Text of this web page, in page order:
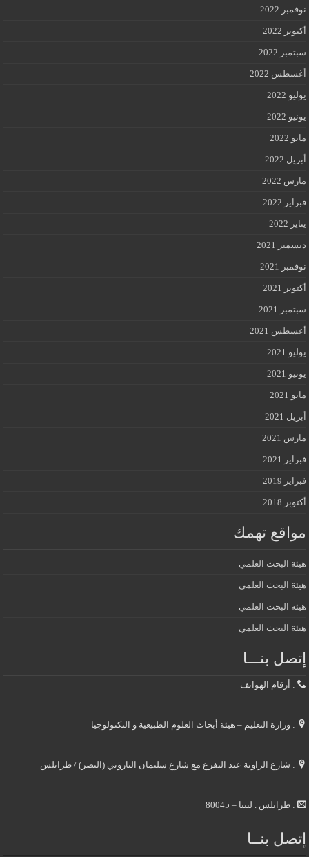
نوفمبر 2022
أكتوبر 2022
سبتمبر 2022
أغسطس 2022
يوليو 2022
يونيو 2022
مايو 2022
أبريل 2022
مارس 2022
فبراير 2022
يناير 2022
ديسمبر 2021
نوفمبر 2021
أكتوبر 2021
سبتمبر 2021
أغسطس 2021
يوليو 2021
يونيو 2021
مايو 2021
أبريل 2021
مارس 2021
فبراير 2021
فبراير 2019
أكتوبر 2018
مواقع تهمك
هيئة البحث العلمي
هيئة البحث العلمي
هيئة البحث العلمي
هيئة البحث العلمي
إتصل بنـــا
: أرقام الهواتف
: وزارة التعليم – هيئة أبحاث العلوم الطبيعية و التكنولوجيا
: شارع الزاوية عند التفرع مع شارع سليمان الباروني (النصر) / طرابلس
: طرابلس . ليبيا – 80045
إتصل بنــا